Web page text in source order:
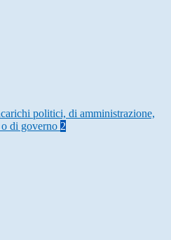
politici, di amministrazione,
di governo 2